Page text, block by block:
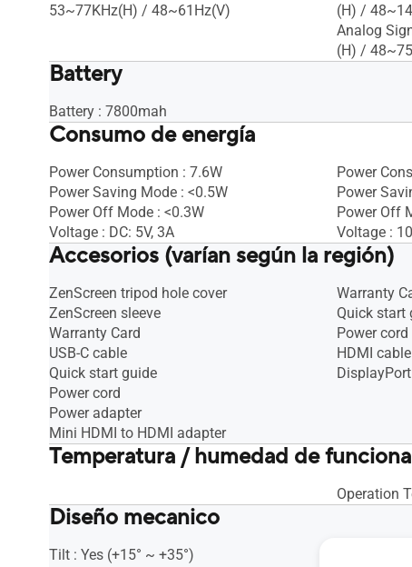
53~77KHz(H) / 48~61Hz(V)
(H) /
Analog
(H) /
Battery
Battery : 7800mah
Consumo de energía
Power Consumption : 7.6W
Power Saving Mode : <0.5W
Power Off Mode : <0.3W
Voltage : DC: 5V, 3A
Power
Power
Power Off
Voltage :
Accesorios (varían según la región)
ZenScreen tripod hole cover
ZenScreen sleeve
Warranty Card
USB-C cable
Quick start guide
Power cord
Power adapter
Mini HDMI to HDMI adapter
Warranty
Quick start
Power cord
HDMI cable
Temperatura / humedad de
Operation
Diseño mecanico
Tilt : Yes (+15° ~ +35°)